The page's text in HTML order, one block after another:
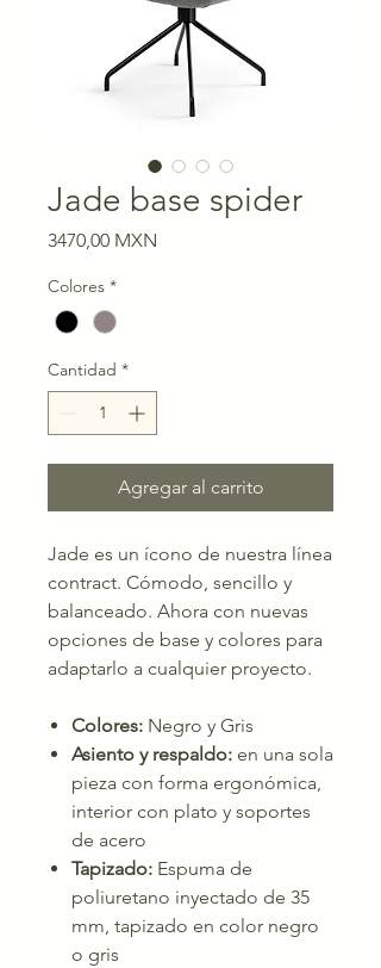
Jade base spider
3470,00 MXN
Colores *
Cantidad *
Agregar al carrito
Jade es un ícono de nuestra línea
contract. Cómodo, sencillo y
balanceado. Ahora con nuevas
opciones de base y colores para
adaptarlo a cualquier proyecto.
Colores: Negro y Gris
Asiento y respaldo: en una sola
pieza con forma ergonómica,
interior con plato y soportes
de acero
Tapizado: Espuma de
poliuretano inyectado de 35
mm, tapizado en color negro
o gris